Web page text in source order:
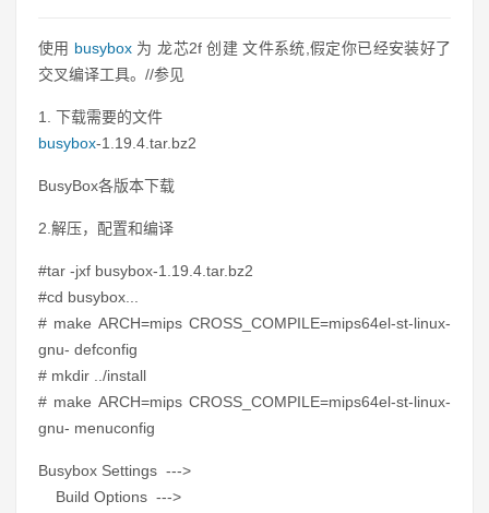
使用 busybox 为 龙芯2f 创建 文件系统,假定你已经安装好了
交叉编译工具。//参见
1. 下载需要的文件
busybox-1.19.4.tar.bz2
BusyBox各版本下载
2.解压，配置和编译
#tar -jxf busybox-1.19.4.tar.bz2
#cd busybox...
# make ARCH=mips CROSS_COMPILE=mips64el-st-linux-
gnu- defconfig
# mkdir ../install
# make ARCH=mips CROSS_COMPILE=mips64el-st-linux-
gnu- menuconfig
Busybox Settings --->
Build Options --->